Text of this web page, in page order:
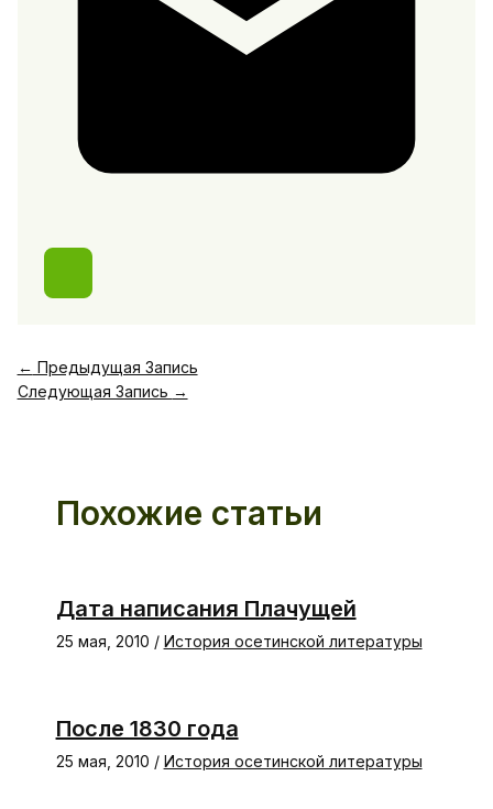
← Предыдущая Запись
Следующая Запись →
Похожие статьи
Дата написания Плачущей
25 мая, 2010 / История осетинской литературы
После 1830 года
25 мая, 2010 / История осетинской литературы